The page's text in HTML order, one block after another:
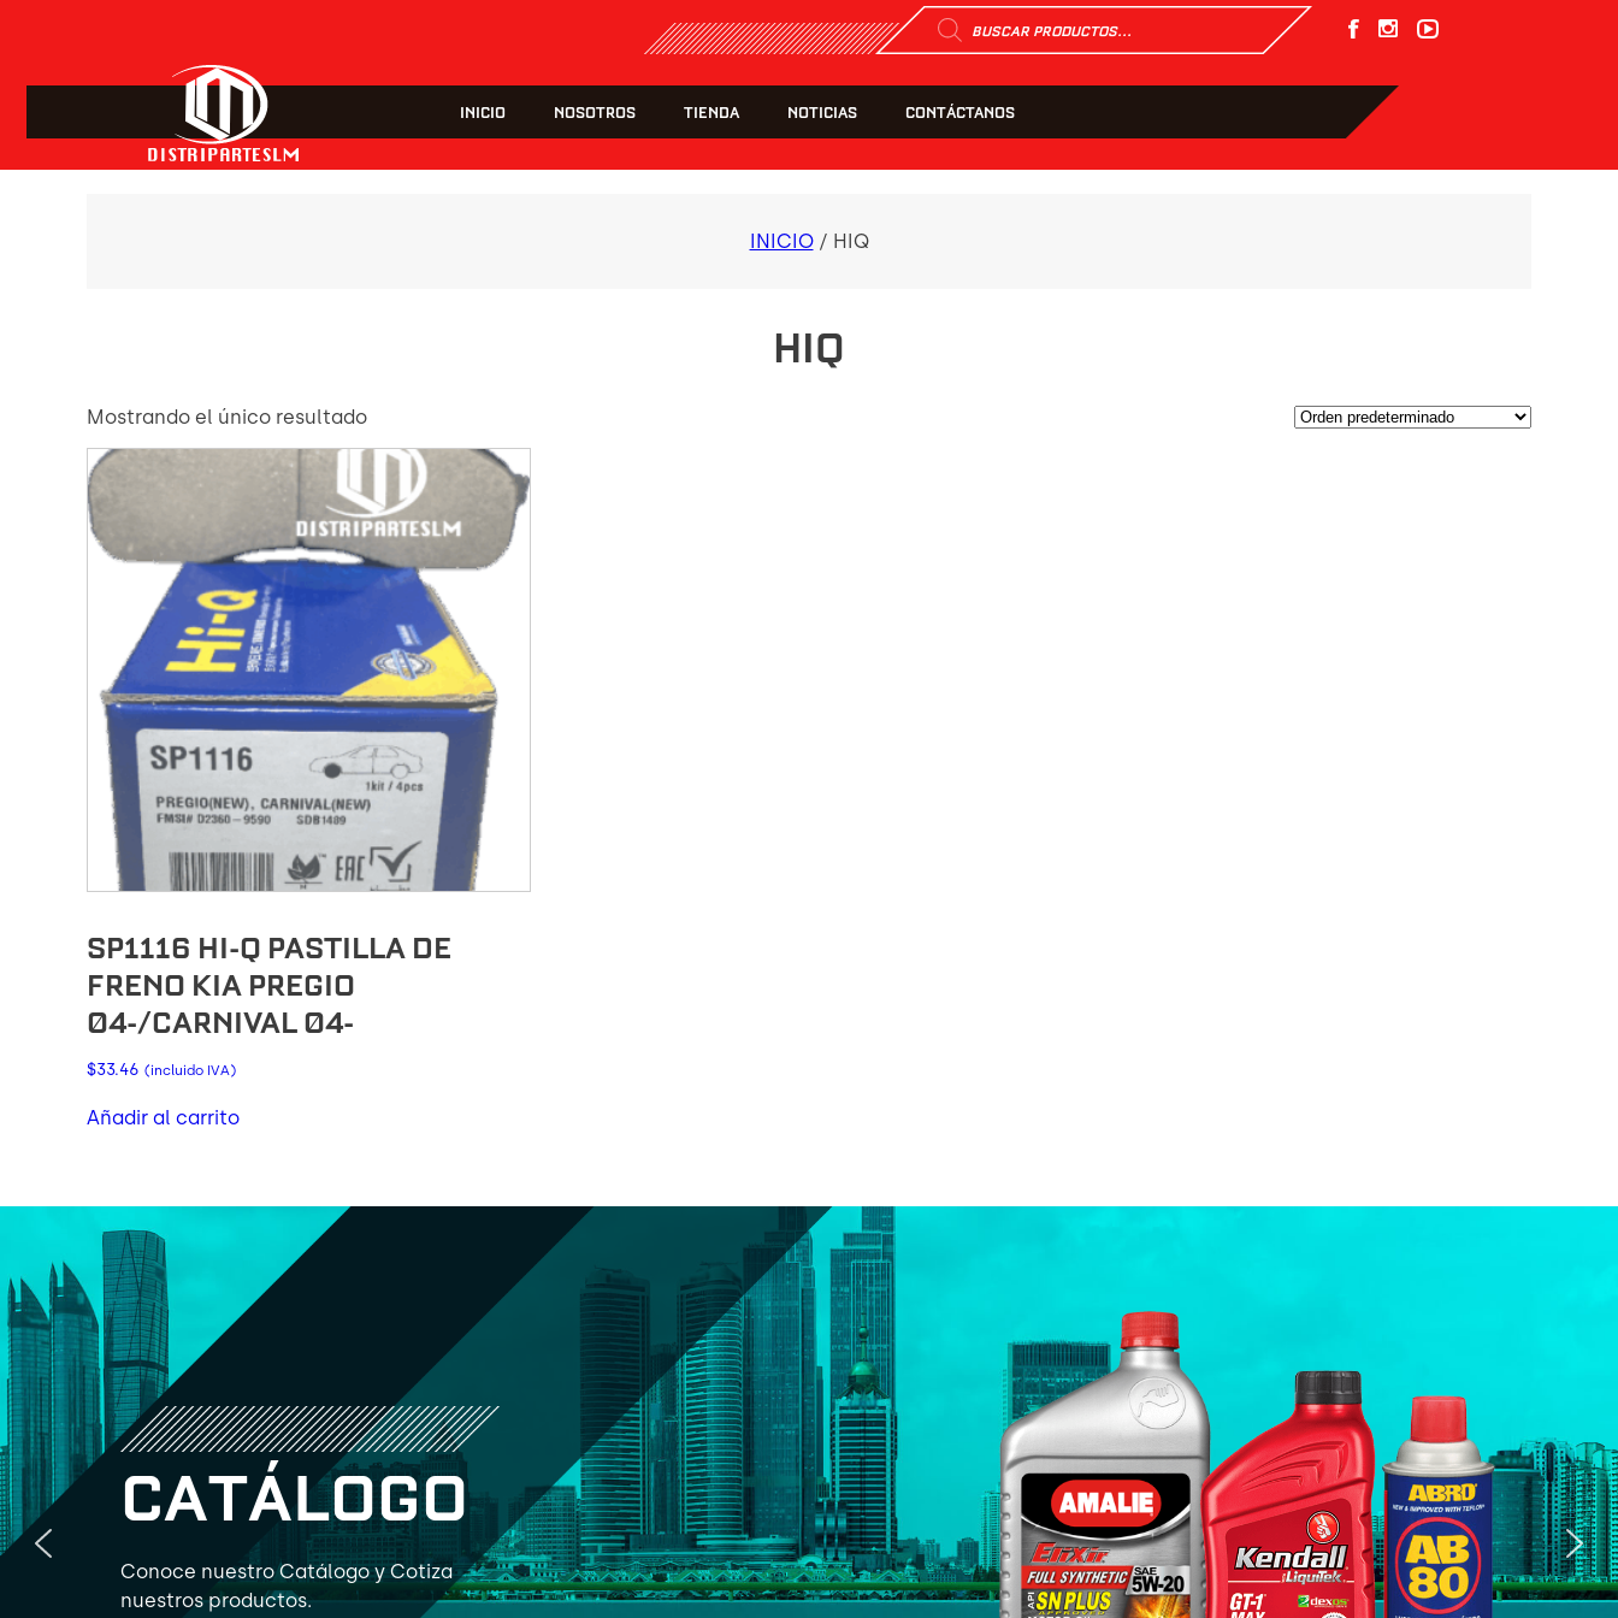
Búsqueda
de
productos
INICIO NOSOTROS TIENDA NOTICIAS CONTÁCTANOS
INICIO/ HIQ
HIQ
Mostrando el único resultado
SP1116 HI-Q PASTILLA DE
FRENO KIA PREGIO
04-/CARNIVAL 04-
$33.46 (incluido IVA)
Añadir al carrito
CATÁLOGO
Conoce nuestro Catálogo y Cotiza
nuestros productos.